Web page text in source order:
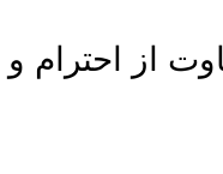
از احترام